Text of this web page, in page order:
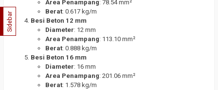
Area Penampang: 78.54 mm²
Berat: 0.617 kg/m
Besi Beton 12 mm
Diameter: 12 mm
Area Penampang: 113.10 mm²
Berat: 0.888 kg/m
Besi Beton 16 mm
Diameter: 16 mm
Area Penampang: 201.06 mm²
Berat: 1.578 kg/m
Sidebar